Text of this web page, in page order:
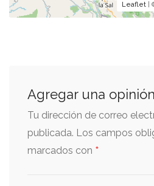
Leaflet |
Agregar una opinión
Tu dirección de correo
publicada. Los campos
marcados con *